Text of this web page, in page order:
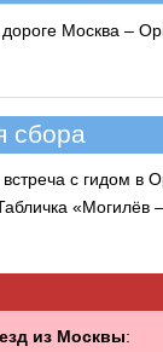
Москва –
сбора
с гидом в
«Могилёв
из Москвы: